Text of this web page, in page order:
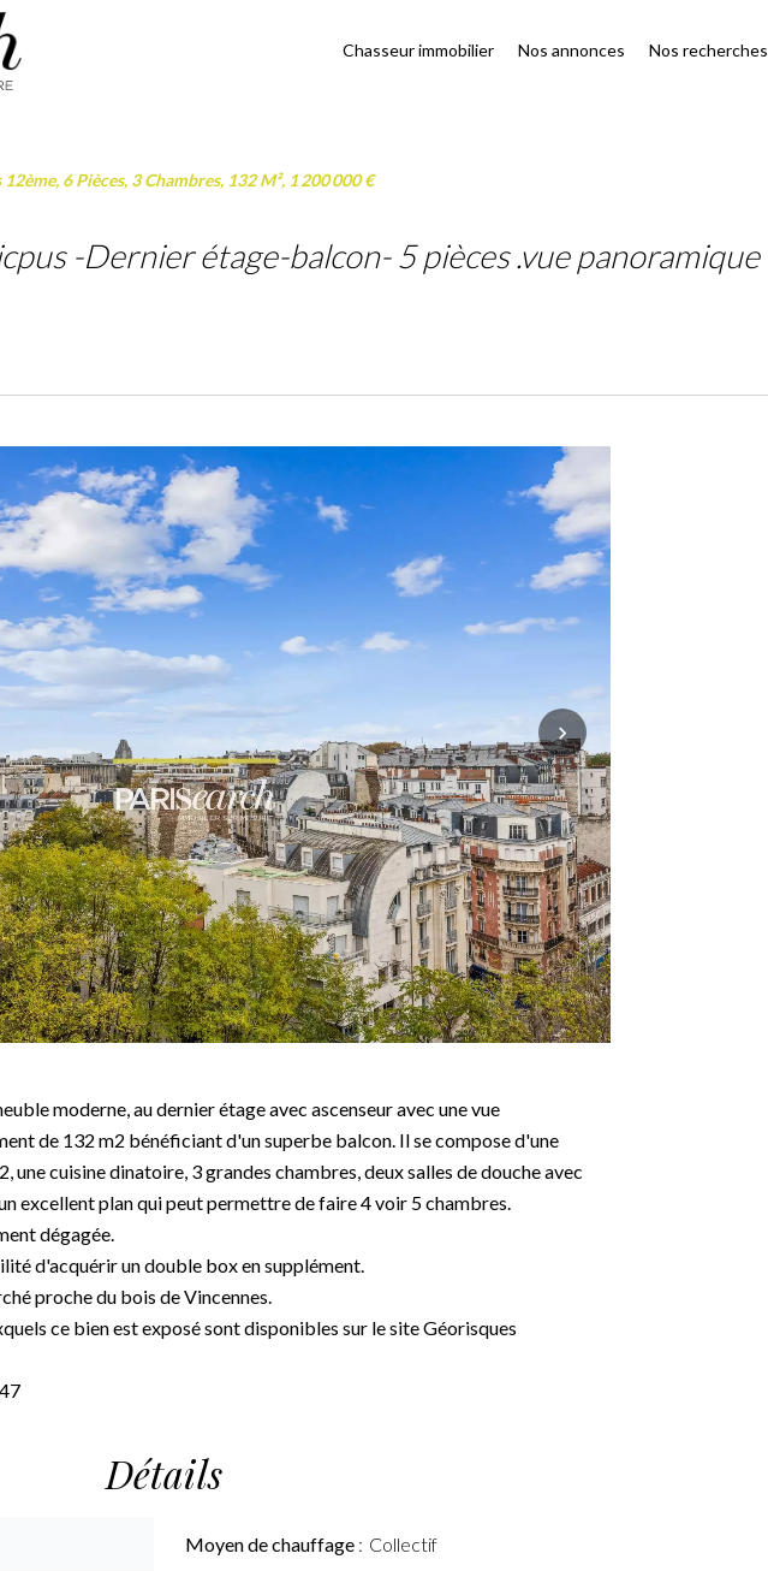
Chasseur immobilier Nos annonces Nos recherches
6 Pièces, 3 Chambres, 132 M², 1 200 000 €
-Dernier étage-balcon- 5 pièces .vue panoramique
moderne, au dernier étage avec ascenseur avec une vue
de 132 m2 bénéficiant d'un superbe balcon. Il se compose d'une
une cuisine dinatoire, 3 grandes chambres, deux salles de douche avec
excellent plan qui peut permettre de faire 4 voir 5 chambres.
dégagée.
d'acquérir un double box en supplément.
proche du bois de Vincennes.
ce bien est exposé sont disponibles sur le site Géorisques
Détails
Moyen de chauffage Collectif